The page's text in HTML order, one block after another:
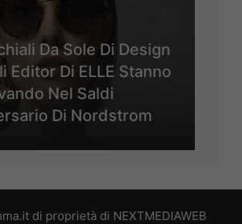
Da Sole Di Design
Editor Di ELLE Stanno
Nel Saldi
Di Nordstrom
di proprietà di NEXTMEDIAWEB